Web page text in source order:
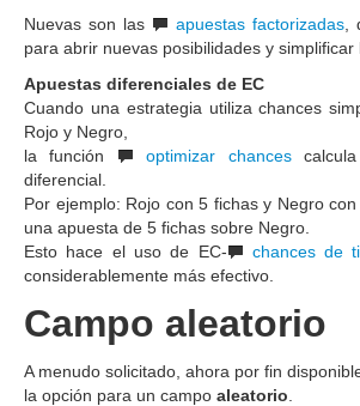
Nuevas son las apuestas factorizadas,
para abrir nuevas posibilidades y simplificar
Apuestas diferenciales de EC
Cuando una estrategia utiliza chances
Rojo y Negro,
la función
optimizar chancescalcula
diferencial.
Por ejemplo: Rojo con 5 fichas y Negro
una apuesta de 5 fichas sobre Negro.
Esto hace el uso de EC-
chances de
considerablemente más efectivo.
Campo aleatorio
A menudo solicitado, ahora por fin
la opción para un campo aleatorio.